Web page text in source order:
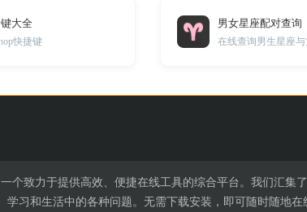
大全
快捷键
男女星座配对查询
在线查询男生星座
个致力于提供高效、便捷在线工具的综合平台。我们汇
学习和生活中的各种问题。无需下载安装，即可随时随地